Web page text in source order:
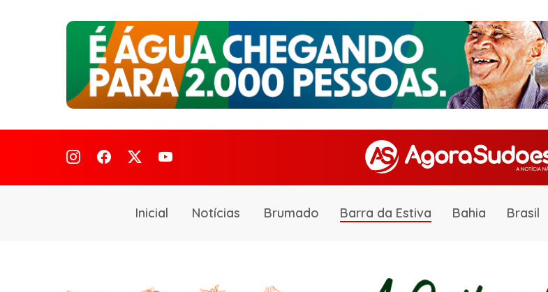
Inicial Notícias Brumado Barra da Estiva Bahia Brasil